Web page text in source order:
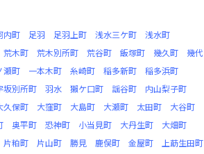
内町 足羽 足羽上町 浅水三ケ町
浅水町
荒木町 荒木別所町 荒谷町 飯塚町 幾久町
幾代
瀬町 一本木町 糸崎町 稲多新町
稲多浜町
坂別所町 羽水 獺ケ口町 謡谷町
内山梨子町
久保町 大窪町 大島町 大瀬町 太田町
大谷町
奥平町 恐神町 小当見町 大丹生町
大畑町
片粕町 片山町 勝見 鹿俣町 金屋町
上莇生田町